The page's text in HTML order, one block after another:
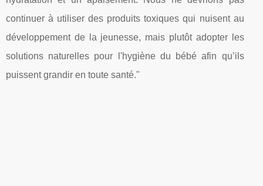
continuer à utiliser des produits toxiques qui nuisent au
développement de la jeunesse, mais plutôt adopter les
solutions naturelles pour l'hygiène du bébé afin qu’ils
puissent grandir en toute santé."